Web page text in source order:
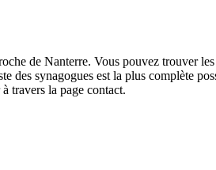
de Nanterre. Vous pouvez trouver les
des synagogues est la plus complète
travers la page contact.